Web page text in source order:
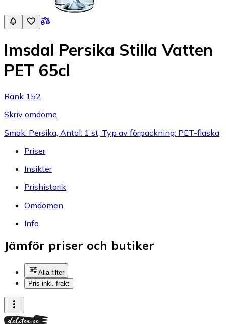
Imsdal Persika Stilla Vatten
PET 65cl
Rank 152
Skriv omdöme
Smak: Persika, Antal: 1 st, Typ av förpackning: PET-flaska
Priser
Insikter
Prishistorik
Omdömen
Info
Jämför priser och butiker
Alla filter
Pris inkl. frakt